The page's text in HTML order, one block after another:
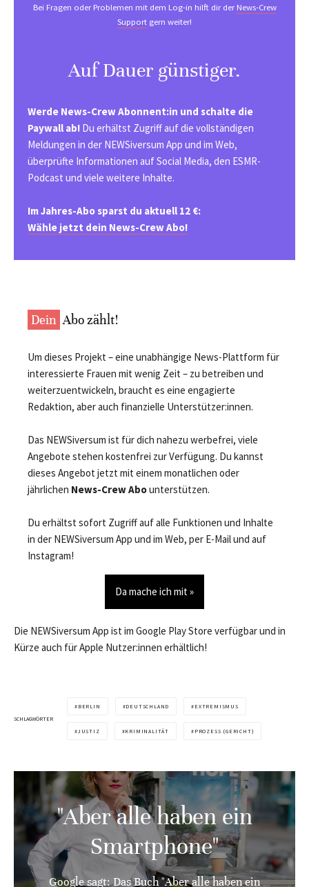
Bei Fragen oder Problemen mit dem Log-in hilft dir derNews-Crew
Support gern weiter!
Auf Dauer günstiger.
Werde News-Crew Abonnent:in und schalte die
Paywall ab! Du erhältst Zugriff auf die vollständigen
Meldungen in der NEWSiversum App und im Web,
überprüfte Informationen auf Social Media, den ESMR-
Podcast und viele weitere Inhalte.
Im Jahres-Abo sparst du aktuell 12 €:
Wähle jetzt dein News-Crew Abo!
Dein Abo zählt!
Um dieses Projekt – eine unabhängige News-Plattform für
interessierte Frauen mit wenig Zeit – zu betreiben und
weiterzuentwickeln, braucht es eine engagierte
Redaktion, aber auch finanzielle Unterstützer:innen.
Das NEWSiversum ist für dich nahezu werbefrei, viele
Angebote stehen kostenfrei zur Verfügung. Du kannst
dieses Angebot jetzt mit einem monatlichen oder
jährlichen News-Crew Abounterstützen.
Du erhältst sofort Zugriff auf alle Funktionen und Inhalte
in der NEWSiversum App und im Web, per E-Mail und auf
Instagram!
Da mache ich mit »
Die NEWSiversum App ist im Google Play Store verfügbar und in
Kürze auch für Apple Nutzer:innen erhältlich!
SCHLAGWÖRTER
BERLIN DEUTSCHLAND EXTREMISMUS
JUSTIZ KRIMINALITÄT PROZESS (GERICHT)
"Aber alle haben ein
Smartphone"
Google sagt: Das Buch "Aber alle haben ein